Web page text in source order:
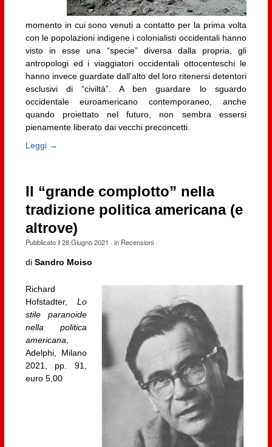
momento in cui sono venuti a contatto per la prima volta
con le popolazioni indigene i colonialisti occidentali hanno
visto in esse una “specie” diversa dalla propria, gli
antropologi ed i viaggiatori occidentali ottocenteschi le
hanno invece guardate dall’alto del loro ritenersi detentori
esclusivi di “civiltà”. A ben guardare lo sguardo
occidentale euroamericano contemporaneo, anche
quando proiettato nel futuro, non sembra essersi
pienamente liberato dai vecchi preconcetti.
Leggi →
Il “grande complotto” nella
tradizione politica americana (e
altrove)
Pubblicato il28 Giugno 2021 · in Recensioni·
di Sandro Moiso
Richard
Hofstadter,Lo
stile paranoide
nella politica
americana
Adelphi, Milano
2021, pp. 91,
euro 5,00